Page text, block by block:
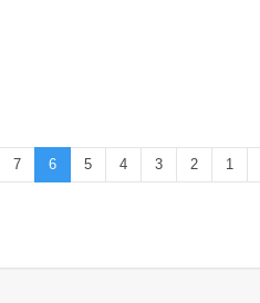
1
2
3
4
5
6
7